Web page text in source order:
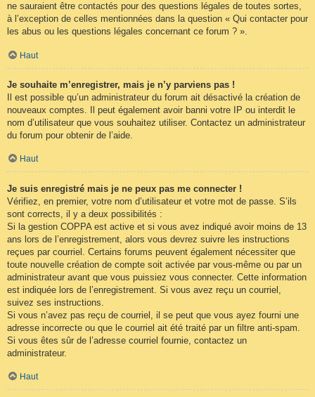
ne sauraient être contactés pour des questions légales de toutes sortes,
à l’exception de celles mentionnées dans la question « Qui contacter pour
les abus ou les questions légales concernant ce forum ? ».
Haut
Je souhaite m’enregistrer, mais je n’y parviens pas !
Il est possible qu’un administrateur du forum ait désactivé la création de
nouveaux comptes. Il peut également avoir banni votre IP ou interdit le
nom d’utilisateur que vous souhaitez utiliser. Contactez un administrateur
du forum pour obtenir de l’aide.
Haut
Je suis enregistré mais je ne peux pas me connecter !
Vérifiez, en premier, votre nom d’utilisateur et votre mot de passe. S’ils
sont corrects, il y a deux possibilités :
Si la gestion COPPA est active et si vous avez indiqué avoir moins de 13
ans lors de l’enregistrement, alors vous devrez suivre les instructions
reçues par courriel. Certains forums peuvent également nécessiter que
toute nouvelle création de compte soit activée par vous-même ou par un
administrateur avant que vous puissiez vous connecter. Cette information
est indiquée lors de l’enregistrement. Si vous avez reçu un courriel,
suivez ses instructions.
Si vous n’avez pas reçu de courriel, il se peut que vous ayez fourni une
adresse incorrecte ou que le courriel ait été traité par un filtre anti-spam.
Si vous êtes sûr de l’adresse courriel fournie, contactez un
administrateur.
Haut